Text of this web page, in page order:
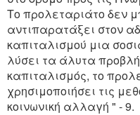
Το προλεταριάτο δεν
αντιπαρατάξει στον
καπιταλισμού μια
λύσει τα άλυτα
καπιταλισμός, το
χρησιμοποιήσει τις
κοινωνική αλλαγή " - 9.